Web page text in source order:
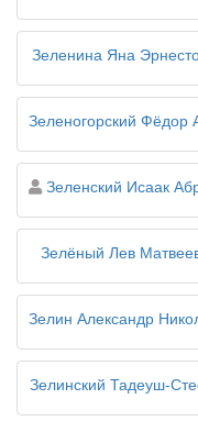
Зеленина Яна
персона
Зеленский Исаак
Зелёный Лев
Зелинский Тадеуш-